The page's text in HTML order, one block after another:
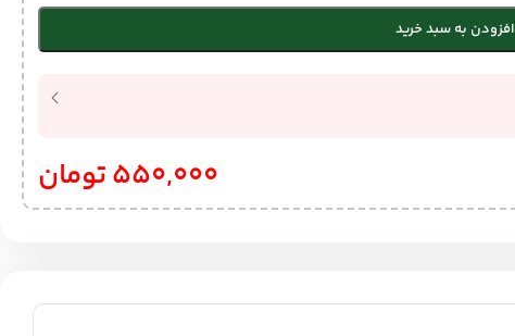
افزودن به سبد خرید
550,000تومان